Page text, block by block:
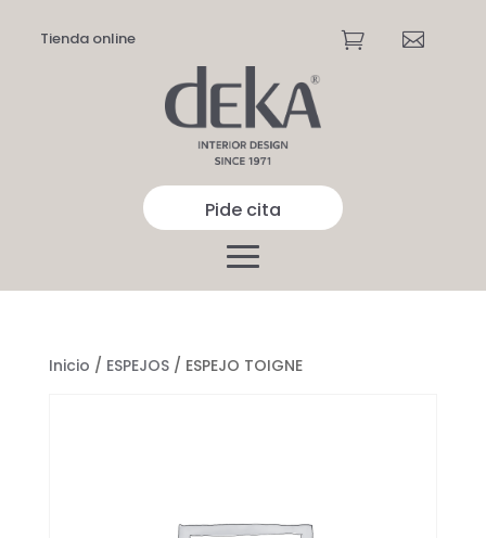
Tienda online  
Pide cita
Inicio / ESPEJOS/ ESPEJO TOIGNE